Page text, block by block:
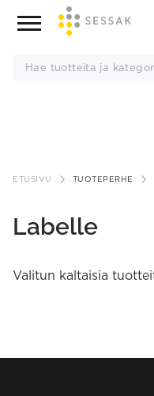
sisältöön
ETUSIVU TUOTEPERHE
Labelle
Valitun kaltaisia